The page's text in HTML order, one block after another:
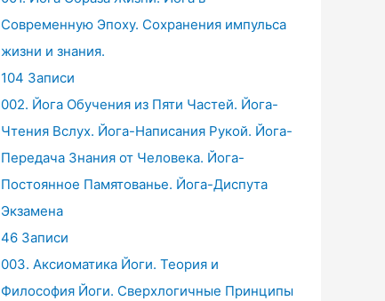
Современную Эпоху. Сохранения импульса
жизни и знания.
104 Записи
002. Йога Обучения из Пяти Частей. Йога-
Чтения Вслух. Йога-Написания Рукой. Йога-
Передача Знания от Человека. Йога-
Постоянное Памятованье. Йога-Диспута
Экзамена
46 Записи
003. Аксиоматика Йоги. Теория и
Философия Йоги. Сверхлогичные Принципы